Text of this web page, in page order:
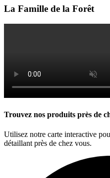
La Famille de la Forêt
Trouvez nos produits près de
Utilisez notre carte interactive
détaillant près de chez vous.